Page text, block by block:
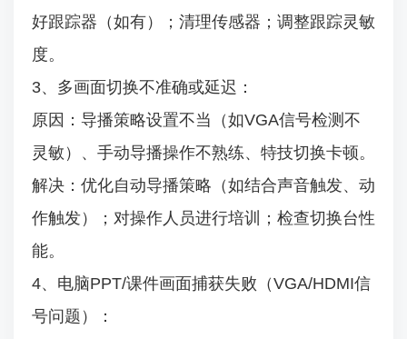
好跟踪器（如有）；清理传感器；调整跟踪灵敏
度。
3、多画面切换不准确或延迟：
原因：导播策略设置不当（如VGA信号检测不
灵敏）、手动导播操作不熟练、特技切换卡顿。
解决：优化自动导播策略（如结合声音触发、动
作触发）；对操作人员进行培训；检查切换台性
能。
4、电脑PPT/课件画面捕获失败（VGA/HDMI信
号问题）：